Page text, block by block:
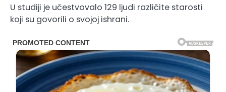
U studiji je učestvovalo 129 ljudi različite starosti
koji su govorili o svojoj ishrani.